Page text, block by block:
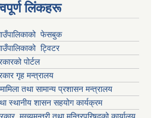
लिंकहरू
फेसबुक
ट्विटर
पोर्टल
गृह मन्त्रालय
तथा सामान्य प्रशासन मन्त्रालय
स्थानीय शासन सहयोग कार्यक्रम